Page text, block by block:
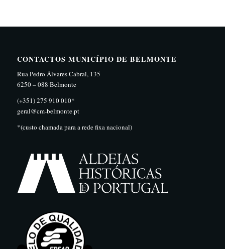
CONTACTOS MUNICÍPIO DE BELMONTE
Rua Pedro Álvares Cabral, 135
6250 – 088 Belmonte
(+351) 275 910 010*
geral@cm-belmonte.pt
*(custo chamada para a rede fixa nacional)